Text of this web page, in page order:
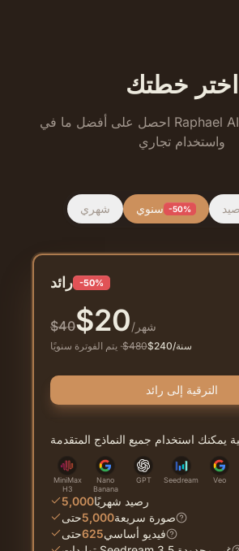
اختر خطتك
احصل على أفضل ما في Raphael AI مع إنشاء أسرع
واستخدام تجاري
شهري سنوي -50%
رائد -50%
$40$20 /شهر
يتم الفوترة سنويًا ·$480$240 /سنة
الترقية إلى رائد
يمكنك استخدام جميع النماذج المتقدمة
MiniMax
H3
Nano
Banana
GPT Seedream Veo
5,000رصيد شهريًا
حتى5,000صورة سريعة
حتى625فيديو أساسي